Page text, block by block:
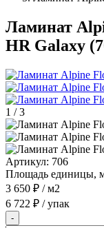
Ламинат
HR Galaxy
1 /3
Артикул: 706
Площадь единицы,
3 650 ₽ / м2
6 722 ₽ / упак
-